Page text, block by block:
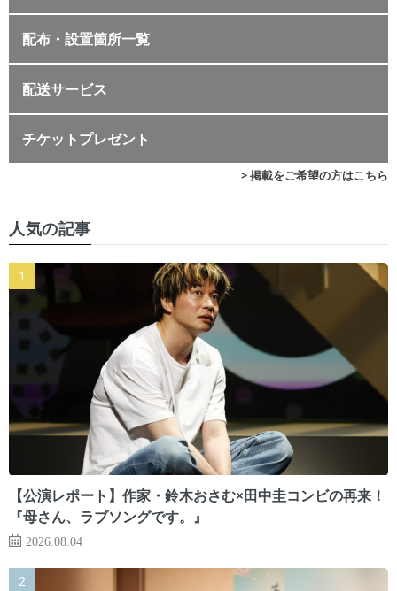
配布・設置箇所一覧
配送サービス
チケットプレゼント
> 掲載をご希望の方はこちら
人気の記事
【公演レポート】作家・鈴木おさむ×田中圭コンビの再来！
『母さん、ラブソングです。』
2026.08.04